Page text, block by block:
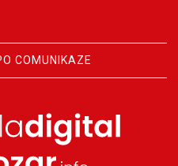
COMUNIKAZE